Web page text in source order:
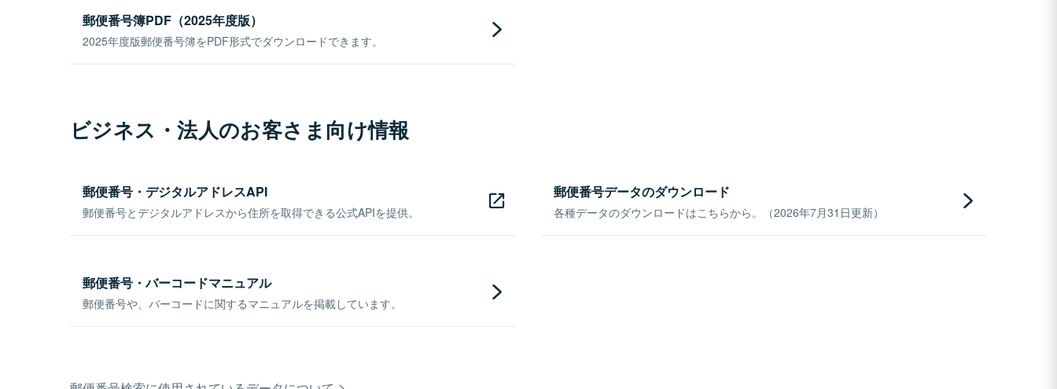
郵便番号簿PDF（2025年度版）
2025年度版郵便番号簿をPDF形式でダウンロードできます。
ビジネス・法人のお客さま向け情報
郵便番号・デジタルアドレスAPI
郵便番号とデジタルアドレスから住所を取得できる公式APIを提供。
郵便番号データのダウンロード
各種データのダウンロードはこちらから。（2026年7月31日更新）
郵便番号・バーコードマニュアル
郵便番号や、バーコードに関するマニュアルを掲載しています。